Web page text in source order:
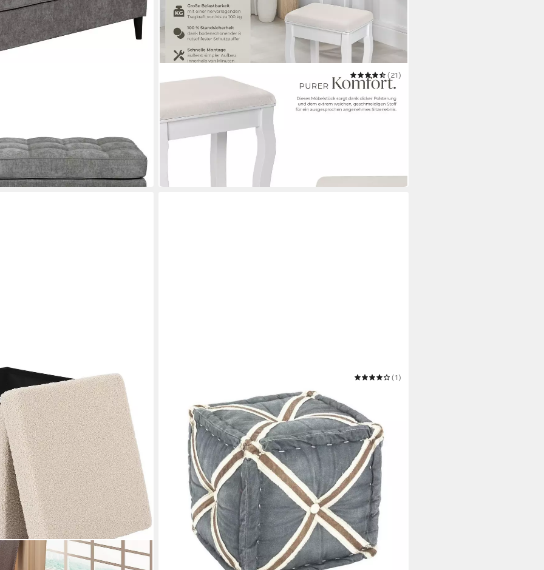
Sitzhocker gepolsterter Schminkhocker, Belastbarkeit 100
(21)
42,99 € UVP59,00 €
-27%
in 2-3 Werktagen bei dir
Sitzhocker Hocker mit Kreuzmotiv Sitzpouf grau
(1)
49,95 € UVP59,95 €
in 5-6 Werktagen bei dir